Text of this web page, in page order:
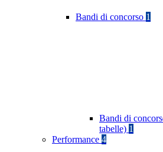
Bandi di concorso 1
Bandi di
tabelle) 1
Performance 4